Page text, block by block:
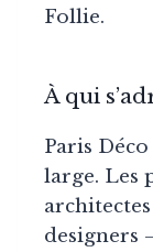
Follie.
À qui
Paris
large. Les
designers